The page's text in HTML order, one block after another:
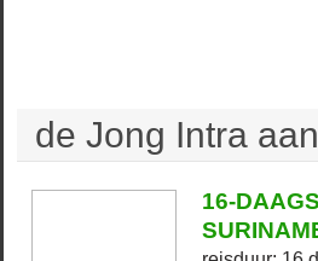
de Jong Intra
16-